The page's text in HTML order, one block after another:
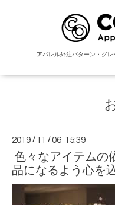
アパレル外注パターン・グ
2019 / 11 /06 15:39
色々なアイテムの
品になるよう心を